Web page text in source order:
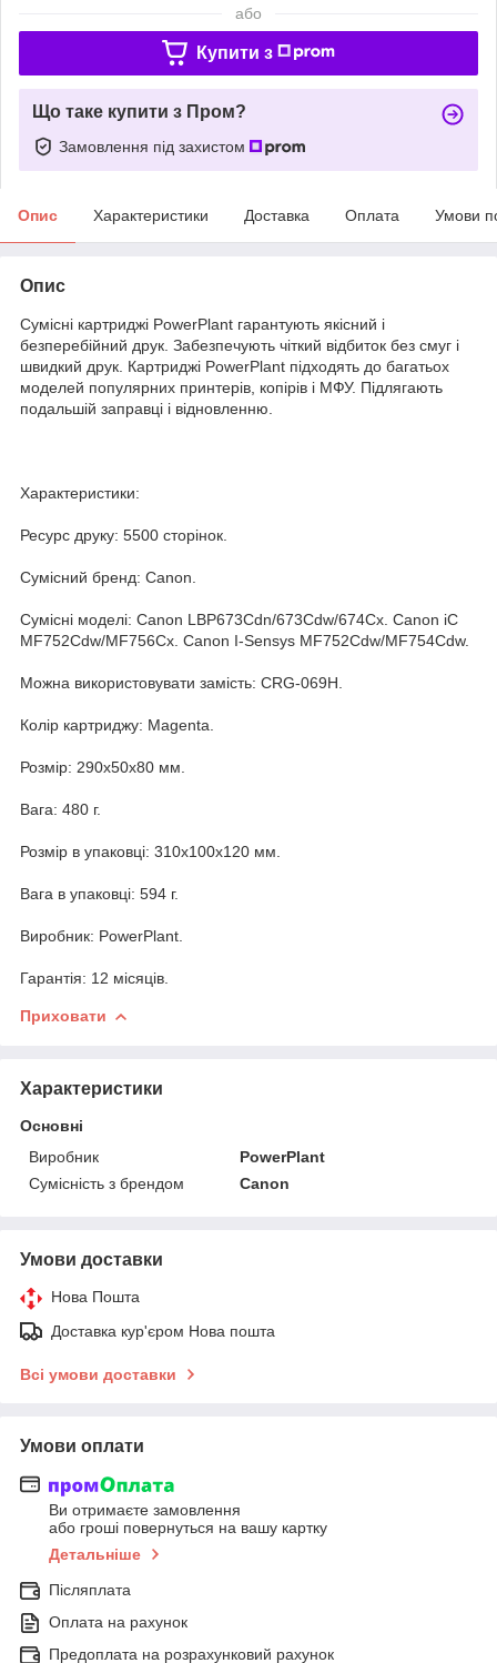
або
Купити з
Що таке купити з Пром?
Замовлення під захистом
Опис Характеристики Доставка Оплата Умови
Опис
Сумісні картриджі PowerPlant гарантують якісний і
безперебійний друк. Забезпечують чіткий відбиток без смуг і
швидкий друк. Картриджі PowerPlant підходять до багатьох
моделей популярних принтерів, копірів і МФУ. Підлягають
подальшій заправці і відновленню.
Характеристики:
Ресурс друку: 5500 сторінок.
Сумісний бренд: Canon.
Сумісні моделі: Canon LBP673Cdn/673Cdw/674Cx. Canon iC
MF752Cdw/MF756Cx. Canon I-Sensys MF752Cdw/MF754Cdw.
Можна використовувати замість: CRG-069H.
Колір картриджу: Magenta.
Розмір: 290x50x80 мм.
Вага: 480 г.
Розмір в упаковці: 310x100x120 мм.
Вага в упаковці: 594 г.
Виробник: PowerPlant.
Гарантія: 12 місяців.
Приховати
Характеристики
Основні
Виробник
PowerPlant
Сумісність з брендом
Canon
Умови доставки
Нова Пошта
Доставка кур'єром Нова пошта
Всі умови доставки
Умови оплати
Ви отримаєте замовлення
або гроші повернуться на вашу картку
Детальніше
Післяплата
Оплата на рахунок
Предоплата на розрахунковий рахунок